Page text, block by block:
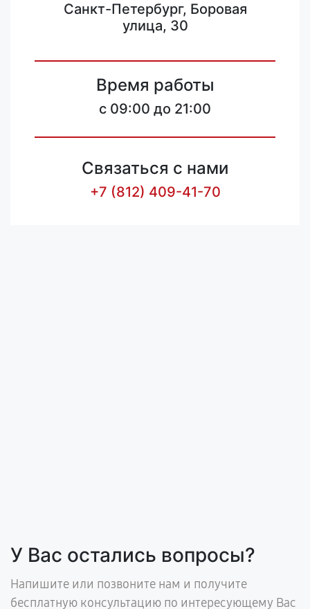
Санкт-Петербург, Боровая
улица, 30
Время работы
c 09:00 до 21:00
Связаться с нами
+7 (812) 409-41-70
У Вас остались вопросы?
Напишите или позвоните нам и получите
бесплатную консультацию по интересующему Вас